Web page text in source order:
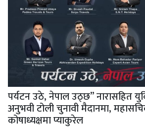
पर्यटन उठे, नेपाल उठ्छ” नारासहित
अनुभवी टोली चुनावी मैदानमा,
कोषाध्यक्षमा प्याकुरेल